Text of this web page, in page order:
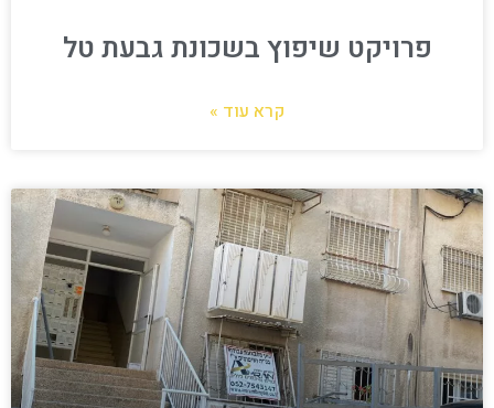
פרויקט שיפוץ בשכונת גבעת טל
קרא עוד »